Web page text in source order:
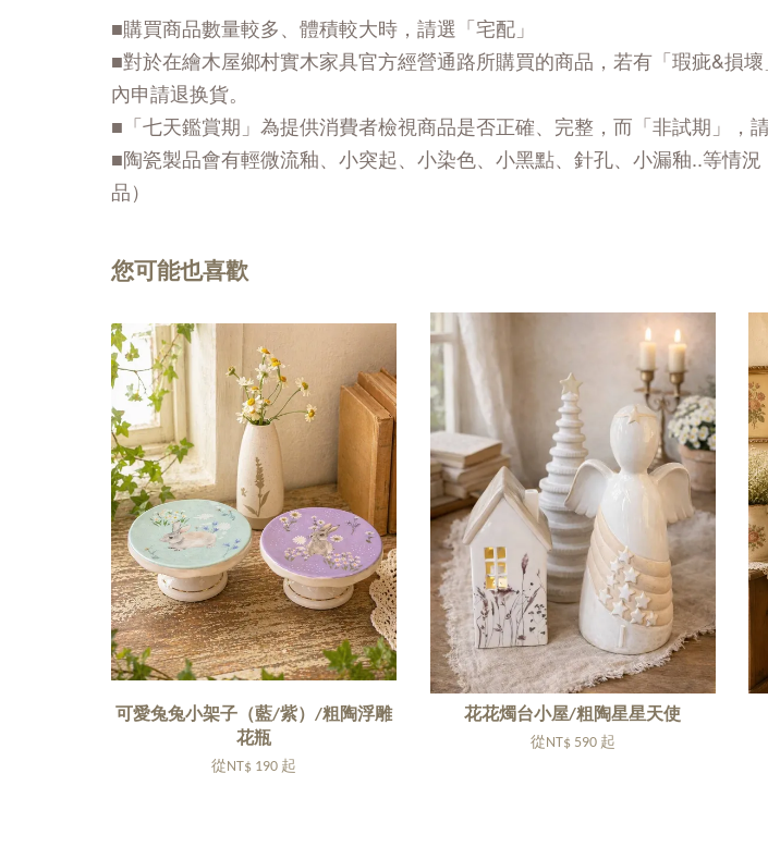
■購買商品數量較多、體積較大時，請選「宅配」
■對於在繪木屋鄉村實木家具官方經營通路所購買的商品，若有「瑕疵&損
內申請退换貨。
■「七天鑑賞期」為提供消費者檢視商品是否正確、完整，而「非試期」，
■陶瓷製品會有輕微流釉、小突起、小染色、小黑點、針孔、小漏釉..等情
品）
您可能也喜歡
可愛兔兔小架子（藍/紫）/粗陶浮雕
花瓶
從 NT$ 190 起
花花燭台小屋/粗陶星星天使
從 NT$ 590 起